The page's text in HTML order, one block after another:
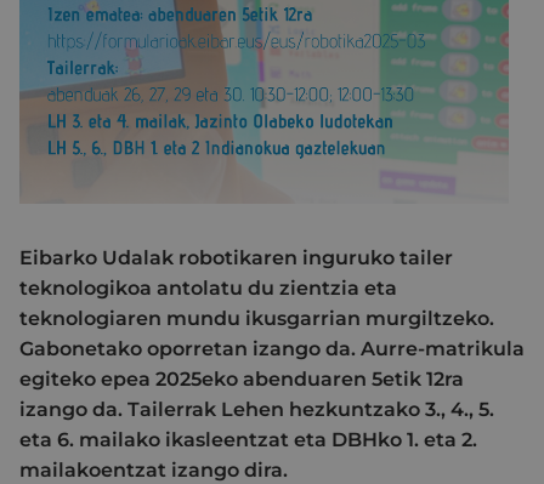
Eibarko Udalak robotikaren inguruko tailer
teknologikoa antolatu du zientzia eta
teknologiaren mundu ikusgarrian murgiltzeko.
Gabonetako oporretan izango da. Aurre-matrikula
egiteko epea 2025eko abenduaren 5etik 12ra
izango da. Tailerrak Lehen hezkuntzako 3., 4., 5.
eta 6. mailako ikasleentzat eta DBHko 1. eta 2.
mailakoentzat izango dira.